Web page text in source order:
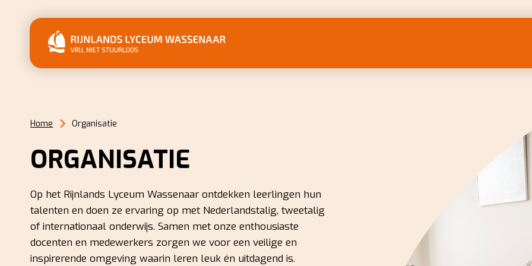
Home Organisatie
ORGANISATIE
Op het Rijnlands Lyceum Wassenaar ontdekken leerlingen hun
talenten en doen ze ervaring op met Nederlandstalig, tweetalig
of internationaal onderwijs. Samen met onze enthousiaste
docenten en medewerkers zorgen we voor een veilige en
inspirerende omgeving waarin leren leuk én uitdagend is.